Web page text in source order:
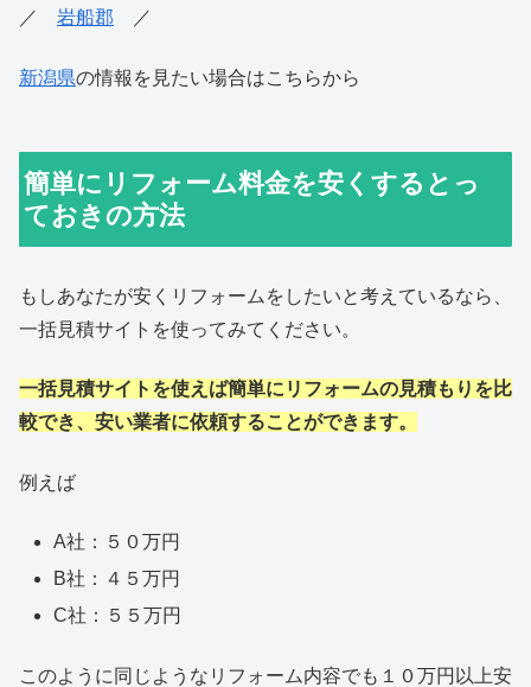
／ 岩船郡 ／
新潟県の情報を見たい場合はこちらから
簡単にリフォーム料金を安くするとっ
ておきの方法
もしあなたが安くリフォームをしたいと考えているなら、
一括見積サイトを使ってみてください。
一括見積サイトを使えば簡単にリフォームの見積もりを比
較でき、安い業者に依頼することができます。
例えば
A社：５０万円
B社：４５万円
C社：５５万円
このように同じようなリフォーム内容でも１０万円以上安